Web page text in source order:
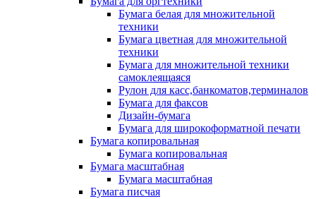
Бумага белая для множительной
техники
Бумага цветная для множительной
техники
Бумага для множительной техники
самоклеящаяся
Рулон для касс,банкоматов,терминалов
Бумага для факсов
Дизайн-бумага
Бумага для широкоформатной печати
Бумага копировальная
Бумага копировальная
Бумага масштабная
Бумага масштабная
Бумага писчая